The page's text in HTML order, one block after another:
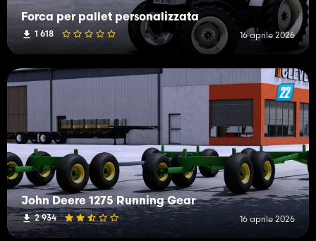
Forca per pallet personalizzata
1 618 16 aprile 2026
John Deere 1275 Running Gear
2 934 16 aprile 2026